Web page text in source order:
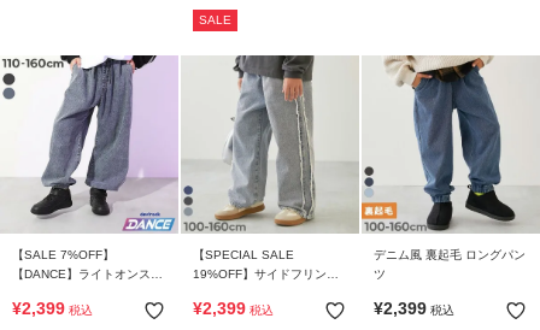
質
FOLLOW
SALE
【SALE 7%OFF】
【DANCE】ライトオンスデ
¥2,399 税込
【SPECIAL SALE
19%OFF】サイドフリンジ
¥2,399 税込
デニム風 裏起毛 ロングパン
ツ
¥2,399 税込